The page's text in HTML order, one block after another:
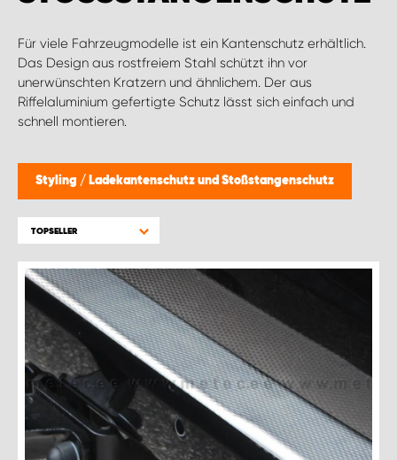
Für viele Fahrzeugmodelle ist ein Kantenschutz erhältlich.
Das Design aus rostfreiem Stahl schützt ihn vor
unerwünschten Kratzern und ähnlichem. Der aus
Riffelaluminium gefertigte Schutz lässt sich einfach und
schnell montieren.
Styling / Ladekantenschutz und Stoßstangenschutz
TOPSELLER
WORK SYSTEM BRÜSSEL
WORK SYSTEM LIMBURG-KEMPEN
WORK SYSTEM NAMEN